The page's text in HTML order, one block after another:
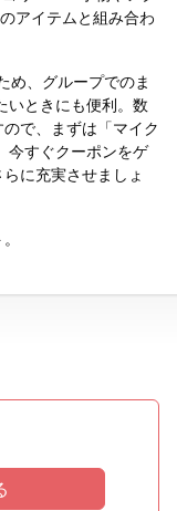
アイテムと組み合わ
め、グループでのま
いときにも便利。数
で、まずは「マイク
今すぐクーポンをゲ
に充実させましょ